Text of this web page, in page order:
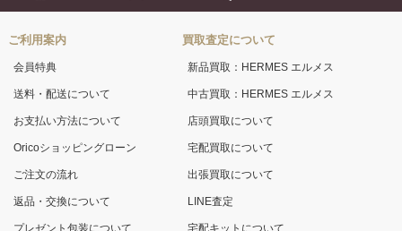
ご利用案内
会員特典
送料・配送について
お支払い方法について
Oricoショッピングローン
ご注文の流れ
返品・交換について
プレゼント包装について
買取査定について
新品買取：HERMES エルメス
中古買取：HERMES エルメス
店頭買取について
宅配買取について
出張買取について
LINE査定
宅配キットについて